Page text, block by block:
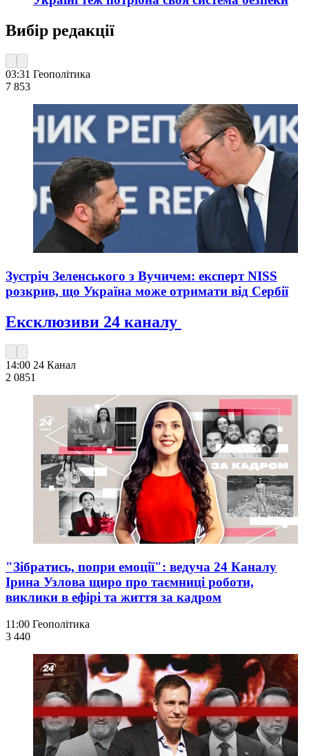
Вибір редакції
03:31 Геополітика
7 853
Зустріч Зеленського з Вучичем: експерт NISS
розкрив, що Україна може отримати від Сербії
Ексклюзиви 24 каналу
14:00 24 Канал
2 0851
"Зібратись, попри емоції": ведуча 24 Каналу
Ірина Узлова щиро про таємниці роботи,
виклики в ефірі та життя за кадром
11:00 Геополітика
3 440